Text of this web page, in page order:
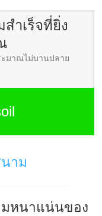
ำเร็จที่ยิ่ง
ะมาณไม่บานปลาย
าม
หนาแน่นของ